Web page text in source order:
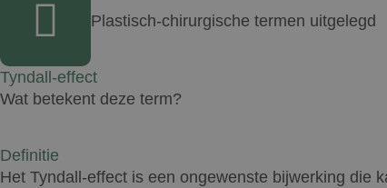
Plastisch-chirurgische termen uitgelegd
Tyndall-effect
Wat betekent deze term?
Definitie
Het Tyndall-effect is een ongewenste bijwerking die